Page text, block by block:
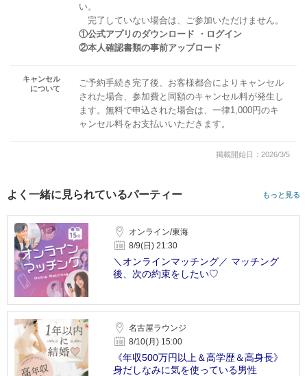
い。
完了していない場合は、ご参加いただけません。
①公式アプリのダウンロード ・ログイン
②本人確認書類の事前アップロード
キャンセル
について
ご予約手続き完了後、お客様都合によりキャンセル
された場合、参加費と同額のキャンセル料が発生し
ます。無料で申込された場合は、一律1,000円のキ
ャンセル料をお支払いいただきます。
掲載開始日：2026/3/5
よく一緒に見られているパーティー もっと見る
オンライン/東海
8/9(日) 21:30
＼オンラインマッチング／ マッチング
後、次の約束をしたい♡
名古屋ラウンジ
8/10(月) 15:00
《年収500万円以上＆高学歴＆高身長》
身だしなみに気を使っている男性